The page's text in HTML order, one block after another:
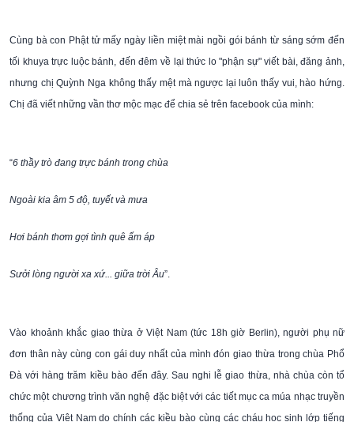
Cùng bà con Phật tử mấy ngày liền miệt mài ngồi gói bánh từ sáng sớm đến
tối khuya trực luộc bánh, đến đêm về lại thức lo "phận sự" viết bài, đăng ảnh,
nhưng chị Quỳnh Nga không thấy mệt mà ngược lại luôn thấy vui, hào hứng.
Chị đã viết những vần thơ mộc mạc để chia sẻ trên facebook của mình:
“6 thầy trò đang trực bánh trong chùa
Ngoài kia âm 5 độ, tuyết và mưa
Hơi bánh thơm gợi tình quê ấm áp
Sưởi lòng người xa xứ... giữa trời Âu”.
Vào khoảnh khắc giao thừa ở Việt Nam (tức 18h giờ Berlin), người phụ nữ
đơn thân này cùng con gái duy nhất của mình đón giao thừa trong chùa Phổ
Đà với hàng trăm kiều bào đến đây. Sau nghi lễ giao thừa, nhà chùa còn tổ
chức một chương trình văn nghệ đặc biệt với các tiết mục ca múa nhạc truyền
thống của Việt Nam do chính các kiều bào cùng các cháu học sinh lớp tiếng